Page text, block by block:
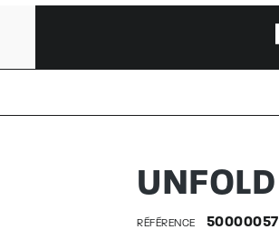
UNFOLD
RÉFÉRENCE